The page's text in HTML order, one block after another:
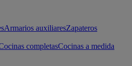
Armarios auxiliaresZapateros
completasCocinas a medida